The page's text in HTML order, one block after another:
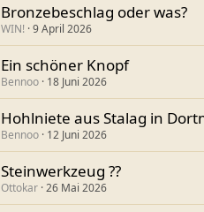
Bronzebeschlag oder was?
WIN! 9 April 2026
Ein schöner Knopf
Bennoo 18 Juni 2026
Hohlniete aus Stalag in
Bennoo 12 Juni 2026
Steinwerkzeug ??
Ottokar 26 Mai 2026